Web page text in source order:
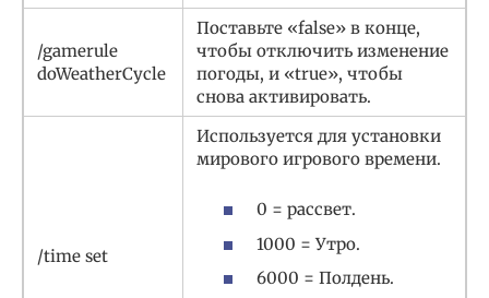
/gamerule
doWeatherCycle
Поставьте «false» в конце,
чтобы отключить изменение
погоды, и «true», чтобы
снова активировать.
/time set
Используется для установки
мирового игрового времени.
0 = рассвет.
1000 = Утро.
6000 = Полдень.